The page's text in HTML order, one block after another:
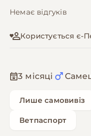
Немає відгуків
Користується є-
3 місяці
Лише самовивіз
Ветпаспорт